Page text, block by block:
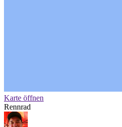
Karte öffnen
Rennrad